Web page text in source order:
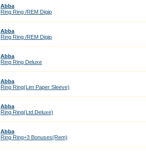
Abba
Ring Ring /REM Digip
Abba
Ring Ring /REM Digip
Abba
Ring Ring Deluxe
Abba
Ring Ring(Lim Paper Sleeve)
Abba
Ring Ring(Ltd.Deluxe)
Abba
Ring Ring+3 Bonuses(Rem)